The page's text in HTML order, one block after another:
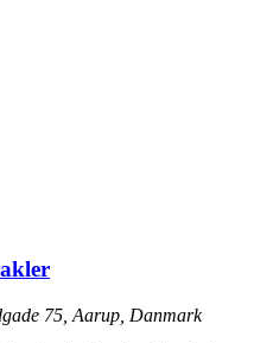
75, Aarup, Danmark